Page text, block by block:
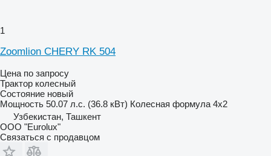
1
Zoomlion CHERY RK 504
Цена по запросу
Трактор колесный
Состояние новый
Мощность 50.07 л.с. (36.8 кВт) Колесная формула 4x2
Узбекистан, Ташкент
ООО "Eurolux"
Связаться с продавцом